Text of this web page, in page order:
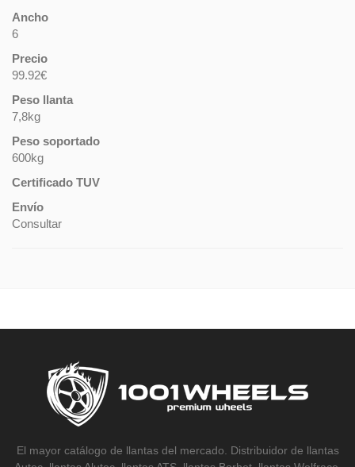
Ancho
6
Precio
99.92€
Peso llanta
7,8kg
Peso soportado
600kg
Certificado TUV
Envío
Consultar
El mayor catálogo de llantas del mercado. Distribuidor de llantas